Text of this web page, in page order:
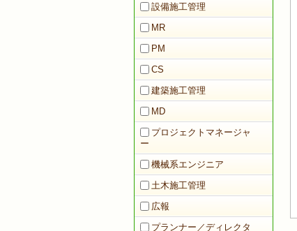
設備施工管理
MR
PM
CS
建築施工管理
MD
プロジェクトマネージャ
ー
機械系エンジニア
土木施工管理
広報
プランナー／ディレクタ